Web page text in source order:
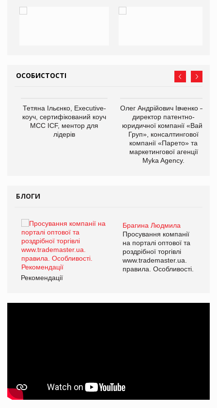
ОСОБИСТОСТІ
Тетяна Ільєнко, Executive-
коуч, сертифікований коуч
МСС ICF, ментор для
лідерів
Олег Андрійович Івченко —
директор патентно-
юридичної компанії «Вайз
Груп», консалтингової
компанії «Парето» та
маркетингової агенції
Myka Agency.
БЛОГИ
Брагина Людмила
Просування компанії
на порталі оптової та
роздрібної торгівлі
www.trademaster.ua.
правила. Особливості.
Рекомендації